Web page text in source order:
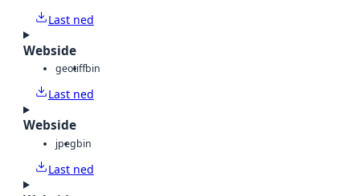
Last ned
Webside
geotiffbin
Last ned
Webside
jpegbin
Last ned